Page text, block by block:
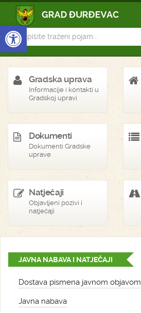
Open toolbar
Gradska uprava
Informacije i kontakti u
Gradskoj upravi
Dokumenti
Dokumenti Gradske
uprave
Natječaji
Objavljeni pozivi i
natječaji
JAVNA NABAVA I NATJEČAJI
Dostava pismena javnom objavom
Javna nabava